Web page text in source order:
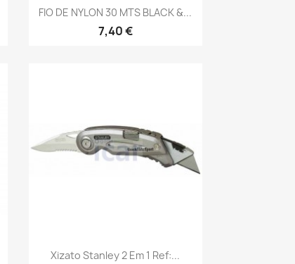
FIO DE NYLON 30 MTS BLACK &...
7,40 €
Vista rápida
Xizato Stanley 2 Em 1 Ref:...
Vista rápida